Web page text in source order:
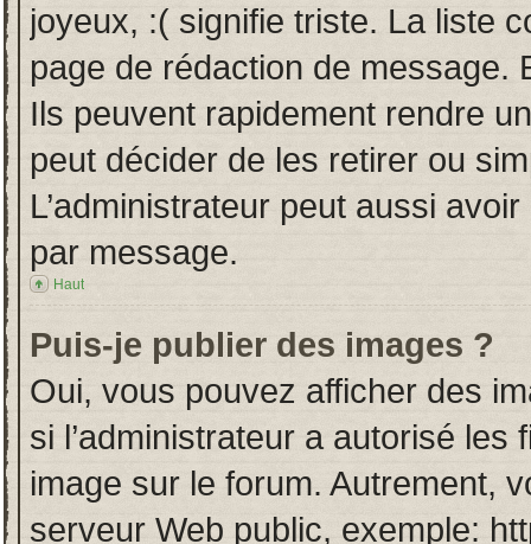
joyeux, :( signifie triste. La liste
page de rédaction de message.
Ils peuvent rapidement rendre
peut décider de les retirer ou
L’administrateur peut aussi
par message.
Haut
Puis-je publier des images ?
Oui, vous pouvez afficher des
si l’administrateur a autorisé
image sur le forum. Autrement,
serveur Web public, exemple: